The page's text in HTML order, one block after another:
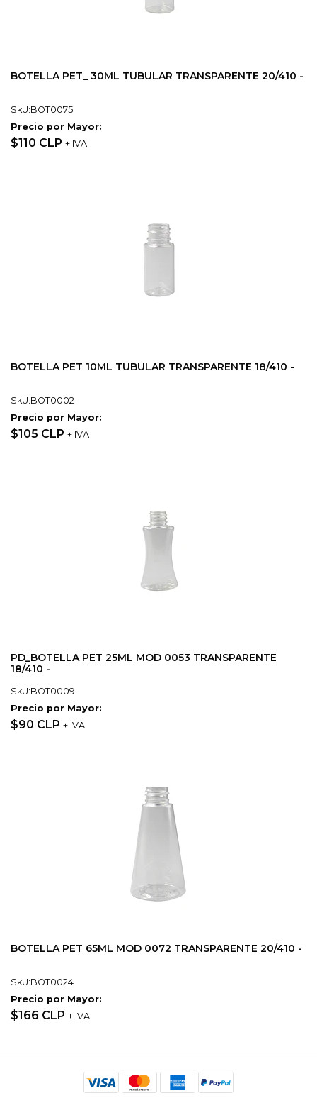
BOTELLA PET_ 30ML TUBULAR TRANSPARENTE 20/410 -
SkU:BOT0075
Precio por Mayor:
$110 CLP + IVA
BOTELLA PET 10ML TUBULAR TRANSPARENTE 18/410 -
SkU:BOT0002
Precio por Mayor:
$105 CLP + IVA
PD_BOTELLA PET 25ML MOD 0053 TRANSPARENTE
18/410 -
SkU:BOT0009
Precio por Mayor:
$90 CLP + IVA
BOTELLA PET 65ML MOD 0072 TRANSPARENTE 20/410 -
SkU:BOT0024
Precio por Mayor:
$166 CLP + IVA